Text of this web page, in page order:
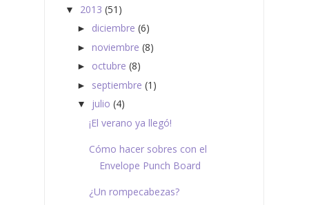
▼ 2013 (51)
► diciembre (6)
► noviembre (8)
► octubre (8)
► septiembre (1)
▼ julio (4)
¡El verano ya llegó!
Cómo hacer sobres con el
Envelope Punch Board
¿Un rompecabezas?